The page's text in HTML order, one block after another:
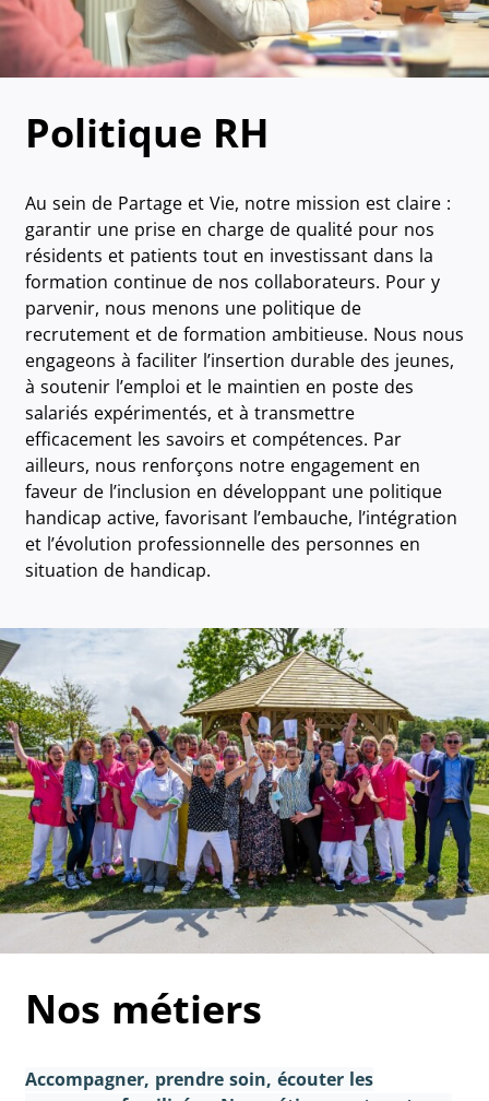
Politique RH
Au sein de Partage et Vie, notre mission est claire :
garantir une prise en charge de qualité pour nos
résidents et patients tout en investissant dans la
formation continue de nos collaborateurs. Pour y
parvenir, nous menons une politique de
recrutement et de formation ambitieuse. Nous nous
engageons à faciliter l’insertion durable des jeunes,
à soutenir l’emploi et le maintien en poste des
salariés expérimentés, et à transmettre
efficacement les savoirs et compétences. Par
ailleurs, nous renforçons notre engagement en
faveur de l’inclusion en développant une politique
handicap active, favorisant l’embauche, l’intégration
et l’évolution professionnelle des personnes en
situation de handicap.
Nos métiers
Accompagner, prendre soin, écouter les